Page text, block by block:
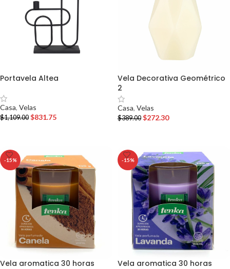
Portavela Altea
Casa, Velas
$1,109.00 $831.75
Vela Decorativa Geométrico
2
Casa, Velas
$389.00 $272.30
-15%
Vela aromatica 30 horas
-15%
Vela aromatica 30 horas